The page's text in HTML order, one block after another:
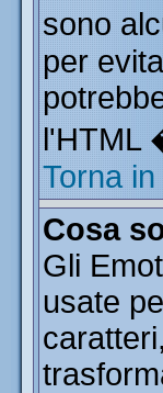
sono
per
l'HTML
Torna
Cosa
Gli
usate